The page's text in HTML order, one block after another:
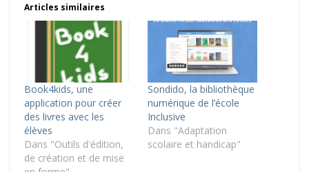
Articles similaires
Book4kids, une
application pour créer
des livres avec les
élèves
Dans "Outils d'édition,
de création et de mise
Sondido, la bibliothèque
numérique de l’école
Inclusive
Dans "Adaptation
scolaire et handicap"